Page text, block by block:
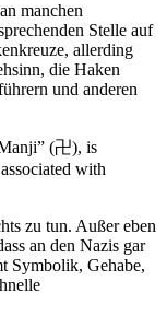
manchen
Stelle auf
allerding
die Haken
und anderen
(卍), is
with
zu tun. Außer eben
an den Nazis gar
Symbolik, Gehabe,